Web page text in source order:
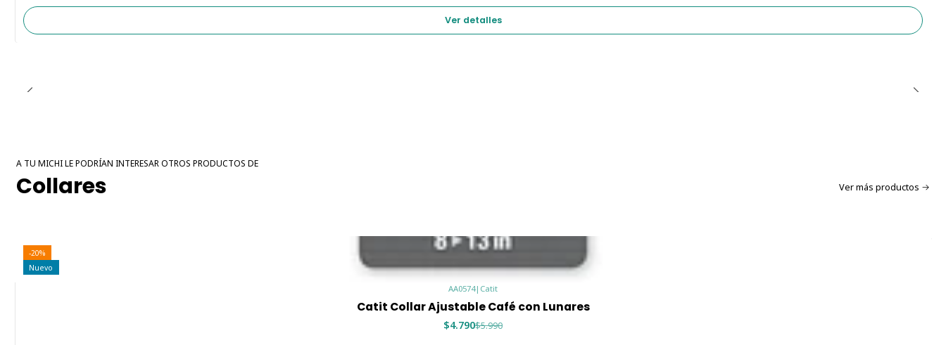
Ver detalles
A TU MICHI LE PODRÍAN INTERESAR OTROS PRODUCTOS DE
Collares Ver más productos
-20%
Nuevo
AA0574| Catit
Catit Collar Ajustable Café con Lunares
$4.790$5.990